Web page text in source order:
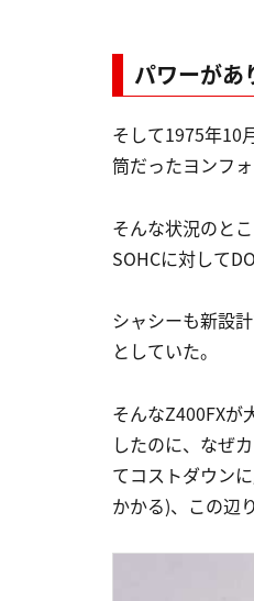
パワーがあ
そして1975年10
筒だったヨンフ
そんな状況のと
SOHCに対して
シャシーも新設
としていた。
そんなZ400FXが
したのに、なぜ
てコストダウン
かかる)、この辺